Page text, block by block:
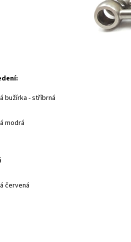
bužírka - stříbrná
modrá
červená